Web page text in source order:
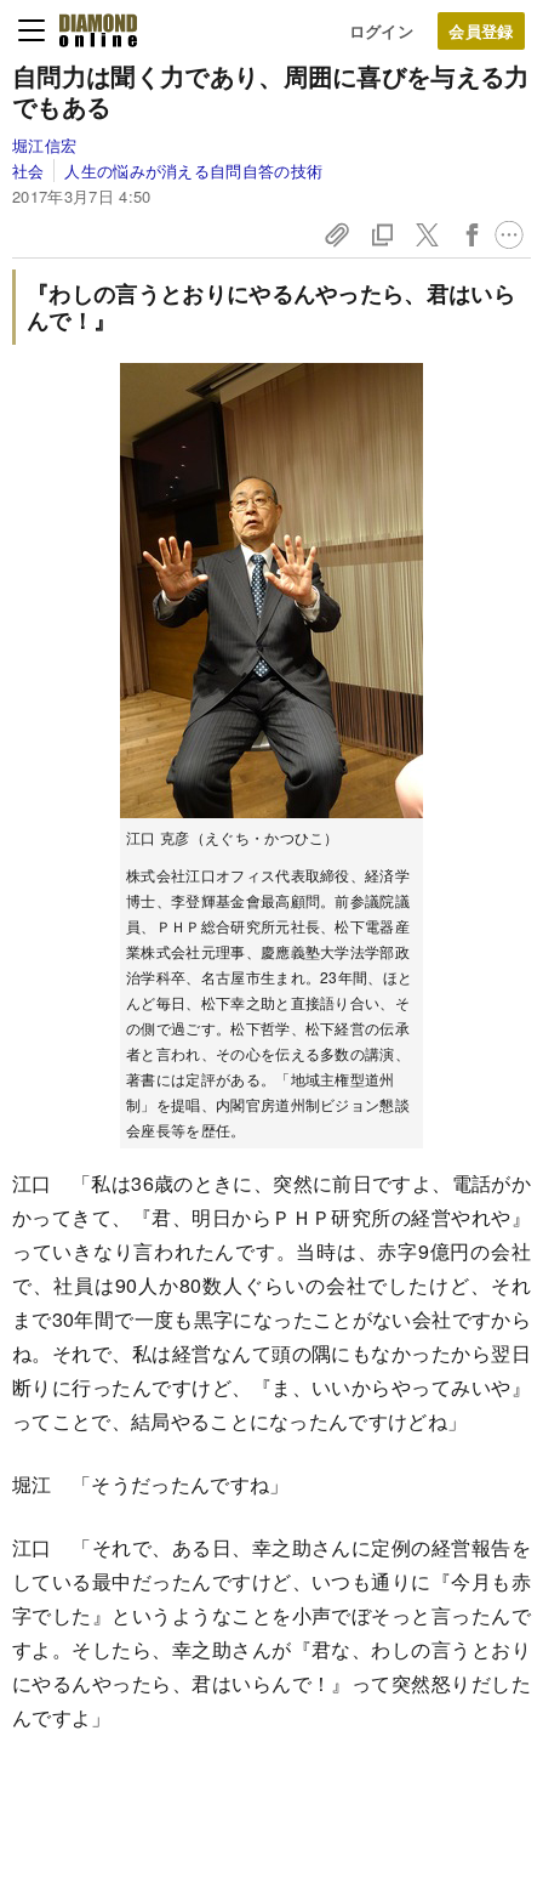
ログイン
自問力は聞く力であり、周囲に喜びを与える力
でもある
堀江信宏
社会
人生の悩みが消える自問自答の技術
2017年3月7日 4:50
『わしの言うとおりにやるんやったら、君はいら
んで！』
江口 克彦（えぐち・かつひこ）
株式会社江口オフィス代表取締役、経済学
博士、李登輝基金會最高顧問。前参議院議
員、ＰＨＰ総合研究所元社長、松下電器産
業株式会社元理事、慶應義塾大学法学部政
治学科卒、名古屋市生まれ。23年間、ほと
んど毎日、松下幸之助と直接語り合い、そ
の側で過ごす。松下哲学、松下経営の伝承
者と言われ、その心を伝える多数の講演、
著書には定評がある。「地域主権型道州
制」を提唱、内閣官房道州制ビジョン懇談
会座長等を歴任。
江口 「私は36歳のときに、突然に前日ですよ、電話がか
かってきて、『君、明日からＰＨＰ研究所の経営やれや』
っていきなり言われたんです。当時は、赤字9億円の会社
で、社員は90人か80数人ぐらいの会社でしたけど、それ
まで30年間で一度も黒字になったことがない会社ですから
ね。それで、私は経営なんて頭の隅にもなかったから翌日
断りに行ったんですけど、『ま、いいからやってみいや』
ってことで、結局やることになったんですけどね」
堀江 「そうだったんですね」
江口 「それで、ある日、幸之助さんに定例の経営報告を
している最中だったんですけど、いつも通りに『今月も赤
字でした』というようなことを小声でぼそっと言ったんで
すよ。そしたら、幸之助さんが『君な、わしの言うとおり
にやるんやったら、君はいらんで！』って突然怒りだした
んですよ」